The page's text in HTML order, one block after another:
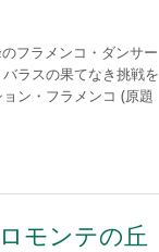
フラメンコ・ダンサー
ラスの果てなき挑戦を
ン・フラメンコ (原題
モンテの丘